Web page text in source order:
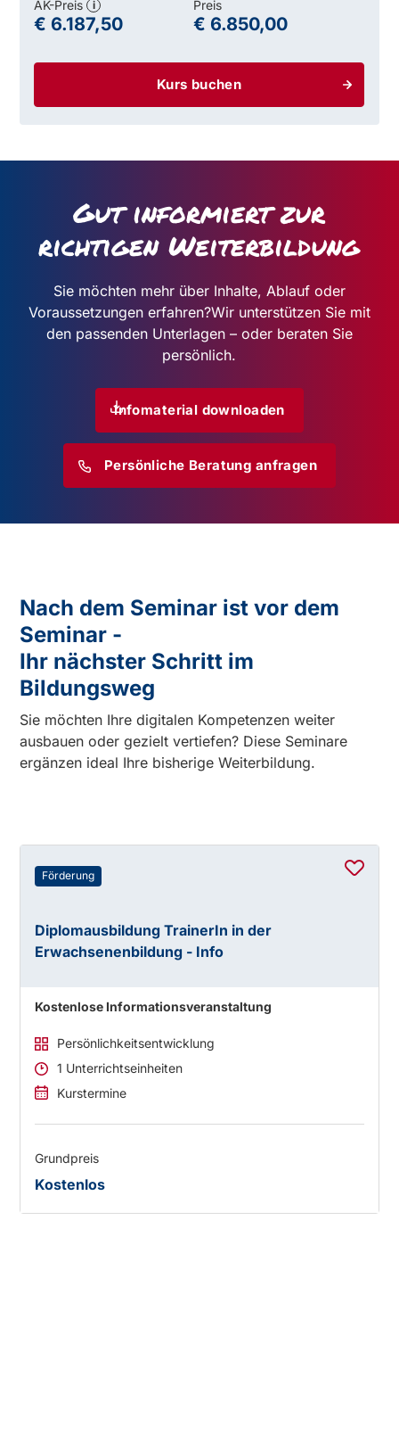
Kurs buchen
AK-Preis i
€ 6.187,50
Preis
€ 6.850,00
Gut informiert zur
richtigen Weiterbildung
Sie möchten mehr über Inhalte, Ablauf oder
Voraussetzungen erfahren?Wir unterstützen Sie mit
den passenden Unterlagen – oder beraten Sie
persönlich.
Infomaterial downloaden
Persönliche Beratung anfragen
Nach dem Seminar ist vor dem
Seminar -
Ihr nächster Schritt im
Bildungsweg
Sie möchten Ihre digitalen Kompetenzen weiter
ausbauen oder gezielt vertiefen? Diese Seminare
ergänzen ideal Ihre bisherige Weiterbildung.
Förderung
Diplomausbildung TrainerIn in der
Erwachsenenbildung - Info
Kostenlose Informationsveranstaltung
Persönlichkeitsentwicklung
1 Unterrichtseinheiten
Kurstermine
Grundpreis
Kostenlos